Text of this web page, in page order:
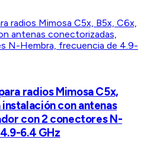
radios Mimosa C5x,
con antenas
con 2 conectores N-
6.4 GHz